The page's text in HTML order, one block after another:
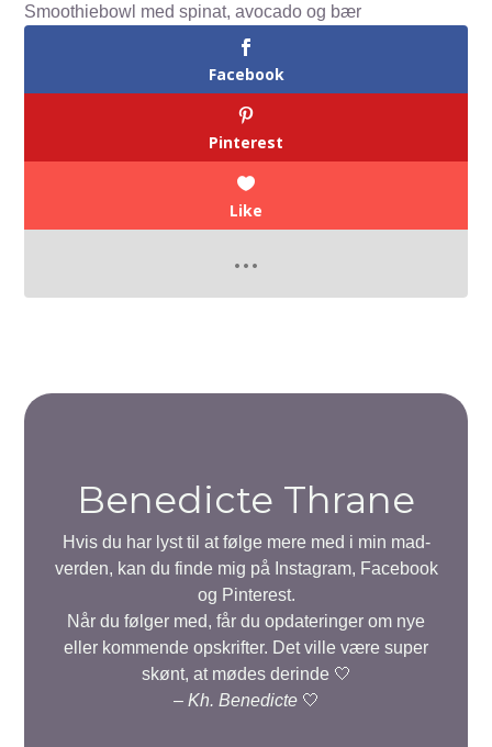
Smoothiebowl med spinat, avocado og bær
Facebook
Pinterest
Like
Benedicte Thrane
Hvis du har lyst til at følge mere med i min mad-
verden, kan du finde mig på Instagram, Facebook
og Pinterest.
Når du følger med, får du opdateringer om nye
eller kommende opskrifter. Det ville være super
skønt, at mødes derinde 🤍
– Kh. Benedicte🤍